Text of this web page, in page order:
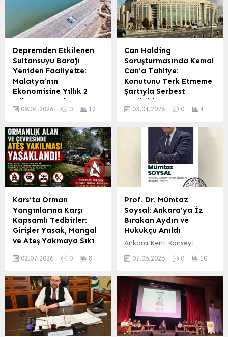
Depremden Etkilenen
Sultansuyu Barajı
Yeniden Faaliyette:
Malatya’nın
Ekonomisine Yıllık 2
Milyar TL Katkı
Tarım ve Orman Bakanı
depremlerinde hasar
gören Sultansuyu
Barajı’nın güçlendirme
çalışmalarının
tamamlanmasının
ardından yeniden hizmete
girdiğini duyurdu. Bakan
Yumaklı, sosyal medya
hesabından yaptığı
açıklamada, Malatya için
465 milyon TL’lik önemli
bir yatırımın daha
tamamlandığını belirtti.
başlatılan güçlendirme
çalışmaları sayesinde
Sultansuyu Barajı,
bölgedeki tarım
arazilerinin...
09.04.2026 0 12
Can Holding
Soruşturmasında Kemal
Can’a Tahliye:
Konutunu Terk Etmeme
Şartıyla Serbest
Bırakıldı
İstanbul Cumhuriyet
yürütülen ve{“suç işlemek
amacıyla örgüt kurma ve
yönetme”} ile {“suçtan
elde edilen mal varlığı
değerlerini aklama”}
iddialarını içeren
soruşturma kapsamında
önemli bir gelişme
yaşandı. Soruşturma
çerçevesinde tutuklu
bulunan Kemal Can,
mahkeme kararıyla tahliye
edildi. Kemal Can’ın
Uygulanan Tedbirler
İstanbul 3. Sulh Ceza
Hakimliği,...
03.04.2026 0 4
Kars’ta Orman
Yangınlarına Karşı
Kapsamlı Tedbirler:
Girişler Yasak, Mangal
ve Ateş Yakmaya Sıkı
Kural
Kars Valiliği, yaklaşan yaz
orman yangını riskine karşı
kapsamlı tedbirler aldı. 1
Temmuz – 31 Ekim 2026
tarihleri arasında il
genelindeki ormanlık
alanlara görevli personel
02.07.2026 0 8
Prof. Dr. Mümtaz
Soysal: Ankara’ya İz
Bırakan Aydın ve
Hukukçu Anıldı
Ankara Kent Konseyi
ışık tutan ‘Ankara’ya İz
kapsamında, Türk
demokrasi ve hukuk
tarihine yön vermiş önemli
isimlerden Prof. Dr.
Mümtaz Soysal’ı andı.
Hukuku sadece bir meslek
07.06.2026 0 10